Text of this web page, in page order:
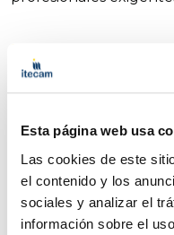
Esta página web usa
Las cookies de este
el contenido y los
sociales y analizar el
información sobre el
Objetivos
Programa
Lugar
El objetivo del
los conocimientos
mediante el uso
Architecture,
desarrollar